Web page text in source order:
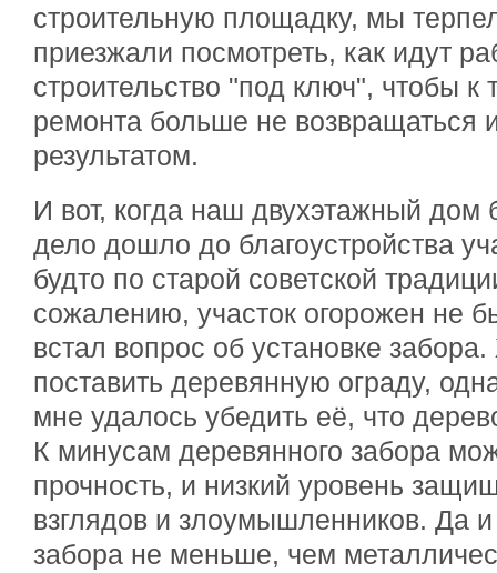
строительную площадку, мы
приезжали посмотреть, как идут
строительство "под ключ", чтобы к
ремонта больше не возвращаться
результатом.
И вот, когда наш двухэтажный дом
дело дошло до благоустройства
будто по старой советской
сожалению, участок огорожен не
встал вопрос об установке
поставить деревянную ограду,
мне удалось убедить её, что
К минусам деревянного забора
прочность, и низкий уровень
взглядов и злоумышленников. Да
забора не меньше, чем